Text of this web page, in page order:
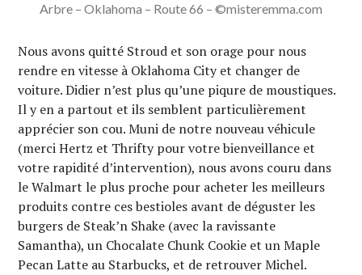
Arbre – Oklahoma – Route 66 – ©misteremma.com
Nous avons quitté Stroud et son orage pour nous
rendre en vitesse à Oklahoma City et changer de
voiture. Didier n’est plus qu’une piqure de moustiques.
Il y en a partout et ils semblent particulièrement
apprécier son cou. Muni de notre nouveau véhicule
(merci Hertz et Thrifty pour votre bienveillance et
votre rapidité d’intervention), nous avons couru dans
le Walmart le plus proche pour acheter les meilleurs
produits contre ces bestioles avant de déguster les
burgers de Steak’n Shake (avec la ravissante
Samantha), un Chocalate Chunk Cookie et un Maple
Pecan Latte au Starbucks, et de retrouver Michel.